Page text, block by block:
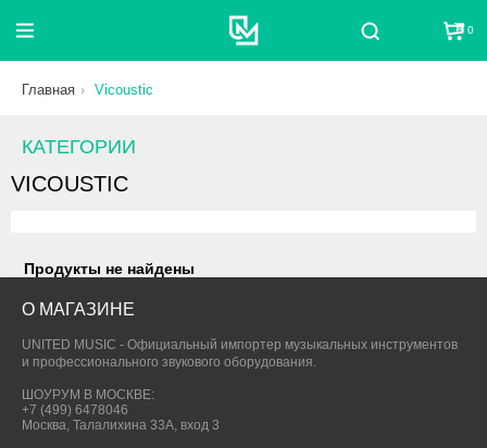
Поиск 0
Главная Vicoustic
КАТЕГОРИИ
VICOUSTIC
Продукты не найдены
О МАГАЗИНЕ
UNITED MUSIC - Официальный импортер музыкальных инструментов
и профессионального звукового оборудования.
ШОУРУМ В МОСКВЕ:
+7 (499) 6478046
Москва, Талалихина 33А, вход 3